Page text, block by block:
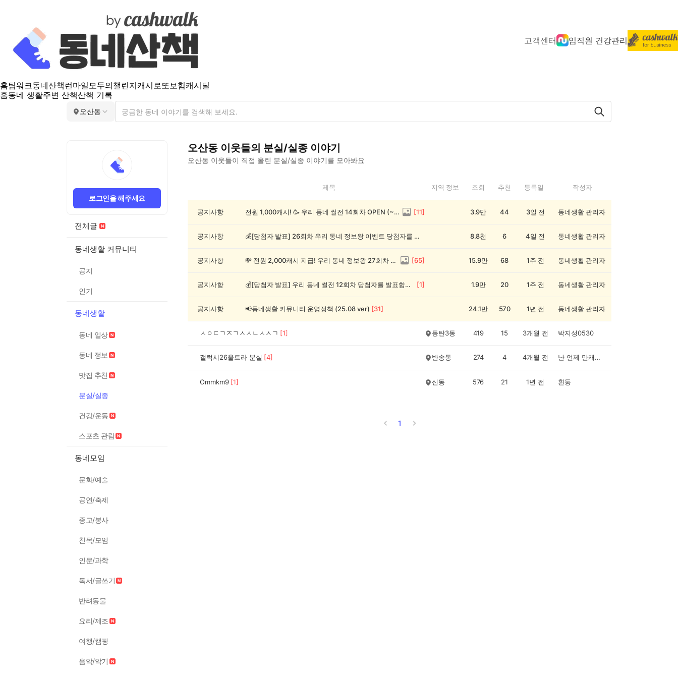
고객센터 임직원 건강관리
홈팀워크동네산책 런마일모두의챌린지캐시로또보험캐시딜
홈동네 생활주변 산책산책 기록
오산동
로그인을 해주세요
전체글
동네생활 커뮤니티
공지
인기
동네생활
동네 일상
동네 정보
맛집 추천
분실/실종
건강/운동
스포츠 관람
동네모임
문화/예술
공연/축제
종교/봉사
친목/모임
인문/과학
독서/글쓰기
반려동물
요리/제조
여행/캠핑
음악/악기
오산동 이웃들의 분실/실종 이야기
오산동 이웃들이 직접 올린 분실/실종 이야기를 모아봐요
동
제목 지역 정보 조회 추천 등록일 작성자
공지사항 전원 1,000캐시! 🥳 우리 동네 썰전 14회차 OPEN (~8/17) [11] 3.9만 44 3일 전 동네생활 관리자
공지사항 💰[당첨자 발표] 26회차 우리 동네 정보왕 이벤트 당첨자를 발표합니다! 8.8천 6 4일 전 동네생활 관리자
공지사항 💸 전원 2,000캐시 지급! 우리 동네 정보왕 27회차 (~8/10) [65] 15.9만 68 1주 전 동네생활 관리자
공지사항 💰[당첨자 발표] 우리 동네 썰전 12회차 당첨자를 발표합니다! [1] 1.9만 20 1주 전 동네생활 관리자
공지사항 📢동네생활 커뮤니티 운영정책 (25.08 ver) [31] 24.1만 570 1년 전 동네생활 관리자
ㅅㅇㄷㄱㅈㄱㅅㅅㄴㅅㅅㄱ [1] 동탄3동 419 15 3개월 전 박지성0530
갤럭시26울트라 분실 [4] 반송동 274 4 4개월 전 난 언제 만캐시 당첨되나
Ommkm9 [1] 신동 576 21 1년 전 흰둥
1